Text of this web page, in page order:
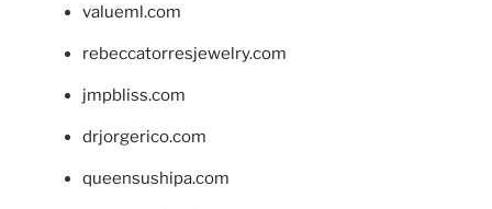
valueml.com
rebeccatorresjewelry.com
jmpbliss.com
drjorgerico.com
queensushipa.com